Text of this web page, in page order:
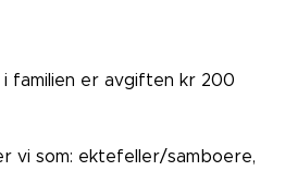
i familien er avgiften kr 200
vi som: ektefeller/samboere,